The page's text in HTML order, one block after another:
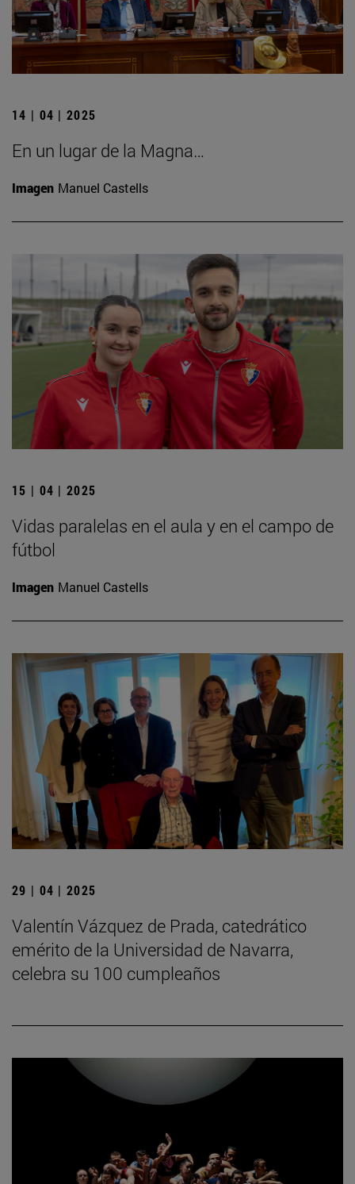
14 | 04 | 2025
En un lugar de la Magna…
Imagen Manuel Castells
15 | 04 | 2025
Vidas paralelas en el aula y en el campo de
fútbol
Imagen Manuel Castells
29 | 04 | 2025
Valentín Vázquez de Prada, catedrático
emérito de la Universidad de Navarra,
celebra su 100 cumpleaños